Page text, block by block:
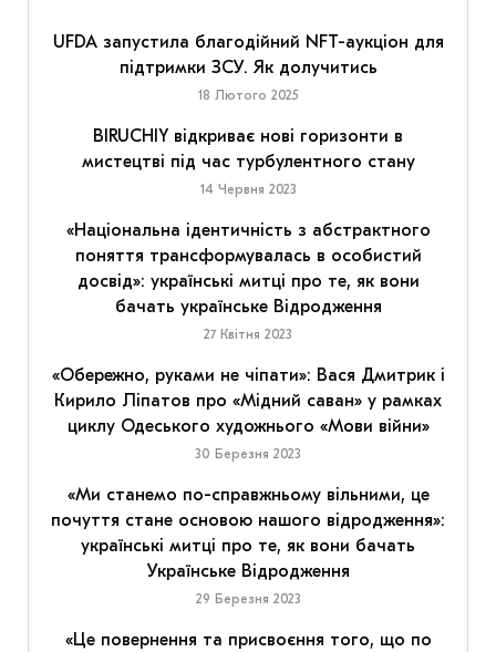
UFDA запустила благодійний NFT-аукціон для
підтримки ЗСУ. Як долучитись
18 Лютого 2025
BIRUCHIY відкриває нові горизонти в
мистецтві під час турбулентного стану
14 Червня 2023
«Національна ідентичність з абстрактного
поняття трансформувалась в особистий
досвід»: українські митці про те, як вони
бачать українське Відродження
27 Квітня 2023
«Обережно, руками не чіпати»: Вася Дмитрик і
Кирило Ліпатов про «Мідний саван» у рамках
циклу Одеського художнього «Мови війни»
30 Березня 2023
«Ми станемо по-справжньому вільними, це
почуття стане основою нашого відродження»:
українські митці про те, як вони бачать
Українське Відродження
29 Березня 2023
«Це повернення та присвоєння того, що по